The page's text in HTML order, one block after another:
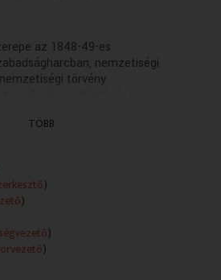
az 1848-49-es
nemzetiségi
törvény
felszabadulásának 131.
Ikonomov, nagykövet, Bolgár
Micseva, karmester
35. évfordulója alkalmából
a budapesti Petőfi Sándor
Mondovics, igazgató, Petőfi
TÖBB
)
)
)
)